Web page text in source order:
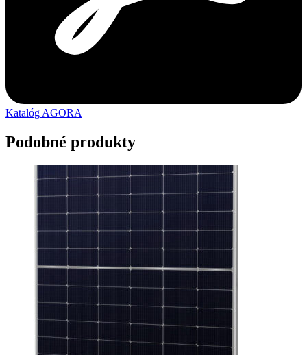
Katalóg AGORA
Podobné produkty